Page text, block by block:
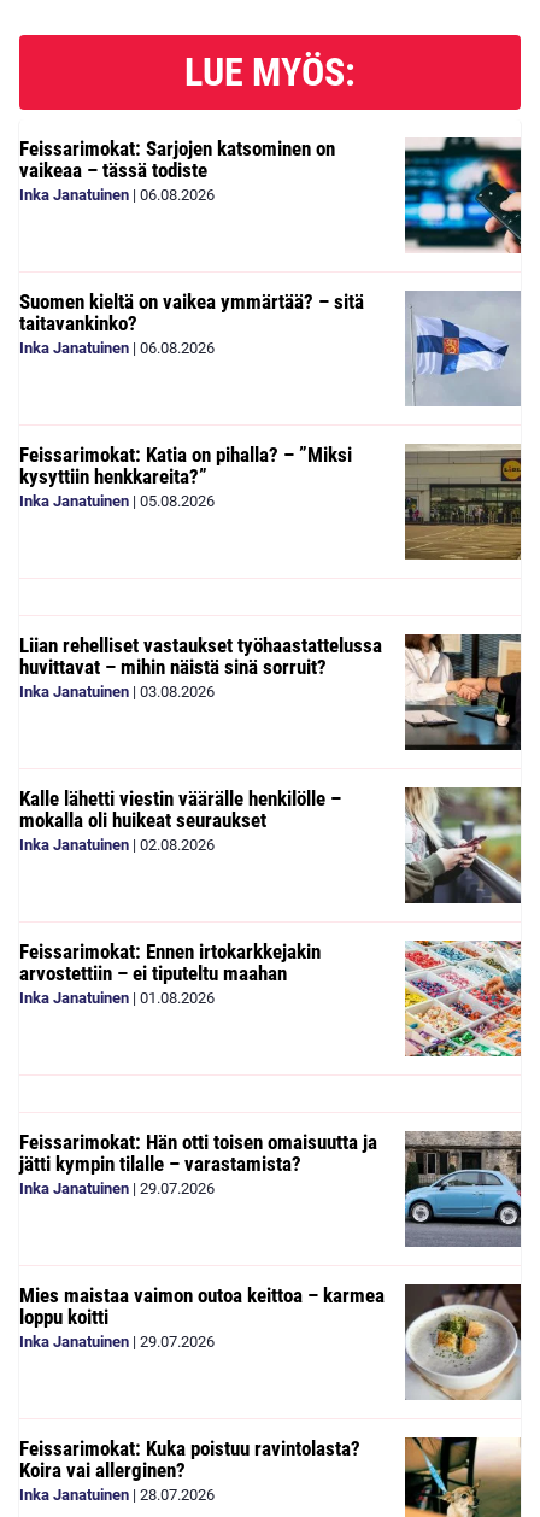
LUE MYÖS:
Feissarimokat: Sarjojen katsominen on
vaikeaa – tässä todiste
Inka Janatuinen | 06.08.2026
Suomen kieltä on vaikea ymmärtää? – sitä
taitavankinko?
Inka Janatuinen | 06.08.2026
Feissarimokat: Katia on pihalla? – ”Miksi
kysyttiin henkkareita?”
Inka Janatuinen | 05.08.2026
Liian rehelliset vastaukset työhaastattelussa
huvittavat – mihin näistä sinä sorruit?
Inka Janatuinen | 03.08.2026
Kalle lähetti viestin väärälle henkilölle –
mokalla oli huikeat seuraukset
Inka Janatuinen | 02.08.2026
Feissarimokat: Ennen irtokarkkejakin
arvostettiin – ei tiputeltu maahan
Inka Janatuinen | 01.08.2026
Feissarimokat: Hän otti toisen omaisuutta ja
jätti kympin tilalle – varastamista?
Inka Janatuinen | 29.07.2026
Mies maistaa vaimon outoa keittoa – karmea
loppu koitti
Inka Janatuinen | 29.07.2026
Feissarimokat: Kuka poistuu ravintolasta?
Koira vai allerginen?
Inka Janatuinen | 28.07.2026